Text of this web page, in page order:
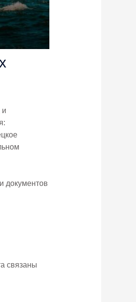
и
документов
связаны